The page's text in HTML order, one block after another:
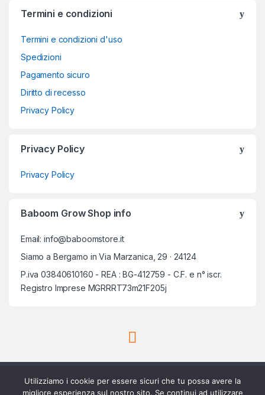
Termini e condizioni
Termini e condizioni d'uso
Spedizioni
Pagamento sicuro
Diritto di recesso
Privacy Policy
Privacy Policy
Privacy Policy
Baboom Grow Shop info
Email: info@baboomstore.it
Siamo a Bergamo in Via Marzanica, 29 · 24124
P.iva 03840610160 - REA : BG-412759 - C.F. e n° iscr.
Registro Imprese MGRRRT73m21F205j
Utilizziamo i cookie per essere sicuri che tu possa avere la
migliore esperienza sul nostro sito. Se continui ad utilizzare